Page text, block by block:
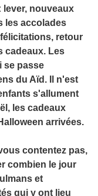
lever, nouveaux
les accolades
retour
cadeaux. Les
se passe
du Aïd. Il n'est
s'allument
les cadeaux
arrivées.
contentez pas,
combien le jour
et
qui y ont lieu